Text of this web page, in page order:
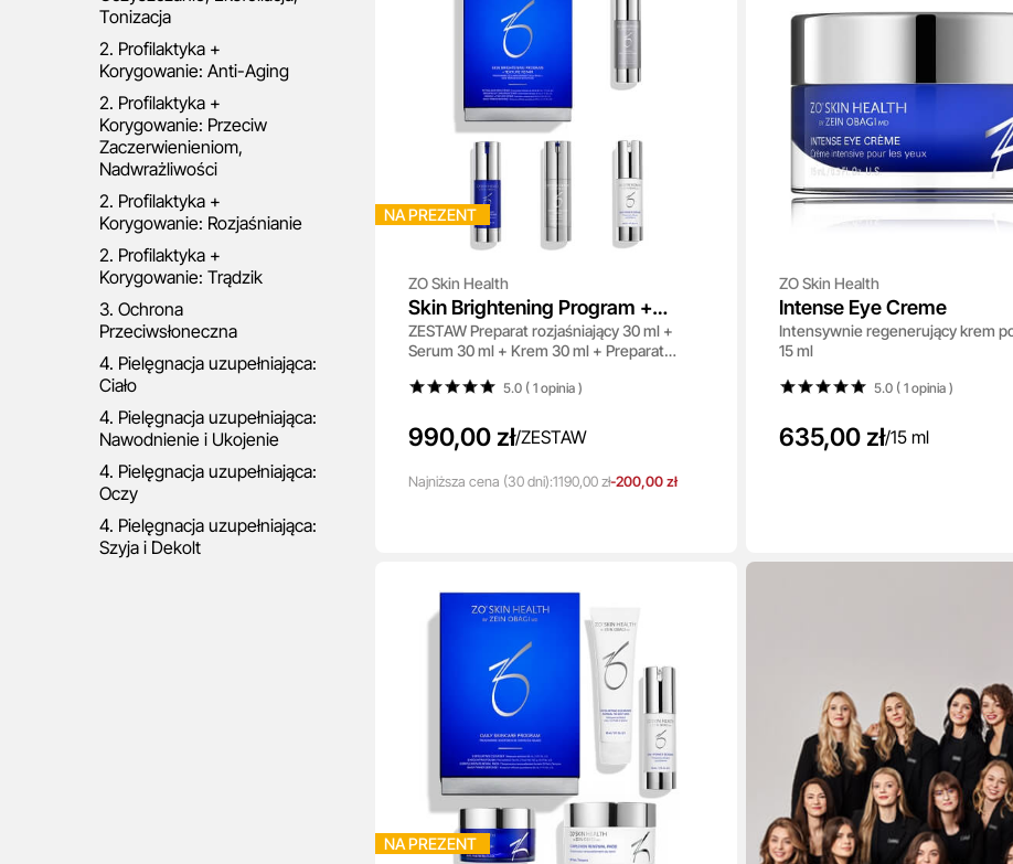
Tonizacja
2. Profilaktyka +
Korygowanie: Anti-Aging
2. Profilaktyka +
Korygowanie: Przeciw
Zaczerwienieniom,
Nadwrażliwości
2. Profilaktyka +
Korygowanie: Rozjaśnianie
2. Profilaktyka +
Korygowanie: Trądzik
3. Ochrona
Przeciwsłoneczna
4. Pielęgnacja uzupełniająca:
Ciało
4. Pielęgnacja uzupełniająca:
Nawodnienie i Ukojenie
4. Pielęgnacja uzupełniająca:
Oczy
4. Pielęgnacja uzupełniająca:
Szyja i Dekolt
NA PREZENT
ZO Skin Health
Skin Brightening Program +
Texture Repair
ZESTAW Preparat rozjaśniający 30 ml +
Serum 30 ml + Krem 30 ml + Preparat
5.0 ( 1opinia)
990,00 zł/ZESTAW
Najniższa cena (30 dni):1190,00 zł-200,00 zł
ZO Skin Health
Intense Eye Creme
Intensywnie regenerujący krem
15 ml
5.0 ( 1opinia)
635,00 zł/15 ml
NA PREZENT